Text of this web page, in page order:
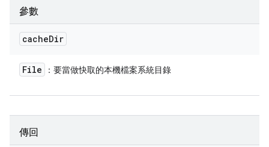
參數
cacheDir
File ：要當做快取的本機檔案系統目錄
傳回